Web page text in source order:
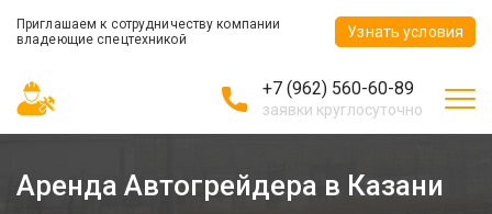
Приглашаем к сотрудничеству компании
владеющие спецтехникой
Узнать условия
+7 (962) 560-60-89
заявки круглосуточно
Аренда Автогрейдера в Казани